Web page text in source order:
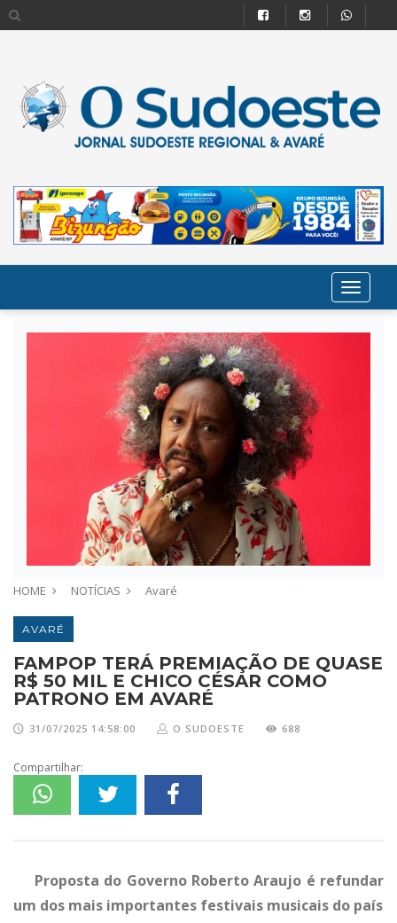
HOME NOTÍCIAS Avaré
AVARÉ
FAMPOP TERÁ PREMIAÇÃO DE QUASE
R$ 50 MIL E CHICO CÉSAR COMO
PATRONO EM AVARÉ
31/07/2025 14:58:00 O SUDOESTE 688
Compartilhar:
Proposta do Governo Roberto Araujo é refundar
um dos mais importantes festivais musicais do país